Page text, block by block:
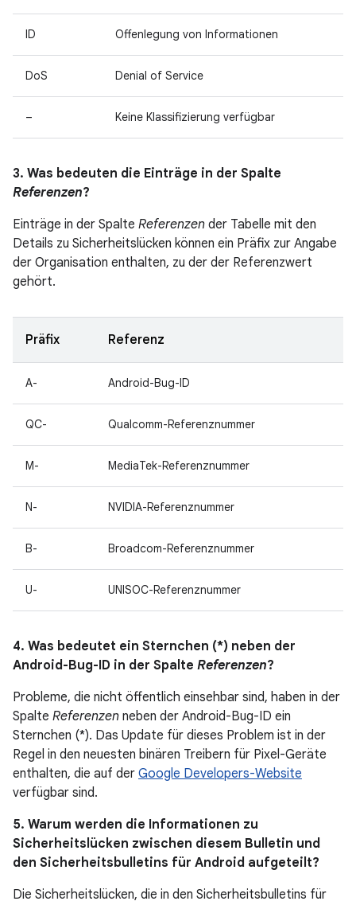
ID Offenlegung von Informationen
DoS Denial of Service
– Keine Klassifizierung verfügbar
3. Was bedeuten die Einträge in der Spalte
Referenzen?
Einträge in der Spalte Referenzen der Tabelle mit den
Details zu Sicherheitslücken können ein Präfix zur Angabe
der Organisation enthalten, zu der der Referenzwert
gehört.
Präfix Referenz
A- Android-Bug-ID
QC- Qualcomm-Referenznummer
M- MediaTek-Referenznummer
N- NVIDIA-Referenznummer
B- Broadcom-Referenznummer
U- UNISOC-Referenznummer
4. Was bedeutet ein Sternchen (*) neben der
Android-Bug-ID in der Spalte Referenzen?
Probleme, die nicht öffentlich einsehbar sind, haben in der
Spalte Referenzen neben der Android-Bug-ID ein
Sternchen (*). Das Update für dieses Problem ist in der
Regel in den neuesten binären Treibern für Pixel-Geräte
enthalten, die auf der Google Developers-Website
verfügbar sind.
5. Warum werden die Informationen zu
Sicherheitslücken zwischen diesem Bulletin und
den Sicherheitsbulletins für Android aufgeteilt?
Die Sicherheitslücken, die in den Sicherheitsbulletins für